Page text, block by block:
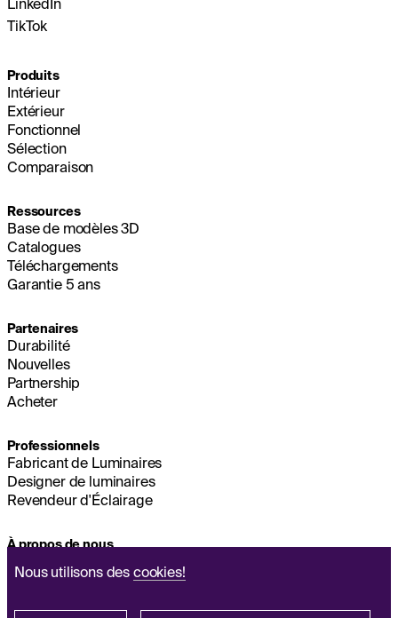
Nous utilisons des cookies!
LinkedIn
TikTok
Produits
Intérieur
Extérieur
Fonctionnel
Sélection
Comparaison
Ressources
Base de modèles 3D
Catalogues
Téléchargements
Garantie 5 ans
Partenaires
Durabilité
Nouvelles
Partnership
Acheter
Professionnels
Fabricant de Luminaires
Designer de luminaires
Revendeur d'Éclairage
À propos de nous
Siège Social